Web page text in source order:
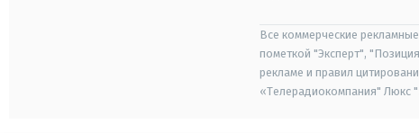
Все коммерческие
пометкой "Эксперт",
рекламе и правил
«Телерадиокомпания" Люкс